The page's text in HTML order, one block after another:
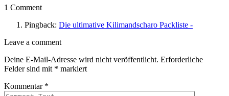
1 Comment
Pingback: Die ultimative Kilimandscharo Packliste -
Leave
comment
Leave a comment
Deine E-Mail-Adresse wird nicht veröffentlicht. Erforderliche
Felder sind mit * markiert
Kommentar *